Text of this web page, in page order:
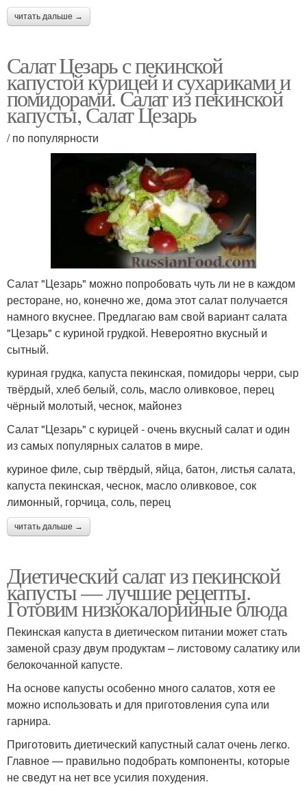
читать дальше →
Салат Цезарь с пекинской
капустой курицей и сухариками и
помидорами. Салат из пекинской
капусты, Салат Цезарь
/ по популярности
Салат "Цезарь" можно попробовать чуть ли не в каждом
ресторане, но, конечно же, дома этот салат получается
намного вкуснее. Предлагаю вам свой вариант салата
"Цезарь" с куриной грудкой. Невероятно вкусный и
сытный.
куриная грудка, капуста пекинская, помидоры черри, сыр
твёрдый, хлеб белый, соль, масло оливковое, перец
чёрный молотый, чеснок, майонез
Салат "Цезарь" с курицей - очень вкусный салат и один
из самых популярных салатов в мире.
куриное филе, сыр твёрдый, яйца, батон, листья салата,
капуста пекинская, чеснок, масло оливковое, сок
лимонный, горчица, соль, перец
читать дальше →
Диетический салат из пекинской
капусты — лучшие рецепты.
Готовим низкокалорийные блюда
Пекинская капуста в диетическом питании может стать
заменой сразу двум продуктам – листовому салатику или
белокочанной капусте.
На основе капусты особенно много салатов, хотя ее
можно использовать и для приготовления супа или
гарнира.
Приготовить диетический капустный салат очень легко.
Главное — правильно подобрать компоненты, которые
не сведут на нет все усилия похудения.